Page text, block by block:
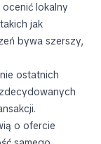
lokalny
jak
bywa szerszy,
ostatnich
o ofercie